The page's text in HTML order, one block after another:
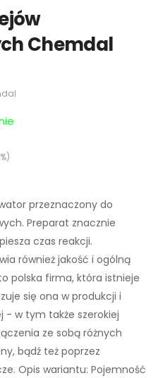
Chemdal
przeznaczony do
Preparat znacznie
czas reakcji.
również jakość i ogólną
polska firma, która istnieje
się ona w produkcji i
w tym także szerokiej
ze sobą różnych
bądź też poprzez
Opis wariantu: Pojemność